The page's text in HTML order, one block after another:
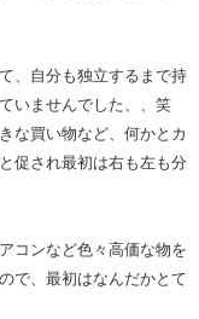
、自分も独立するまで持
いませんでした、、笑
な買い物など、何かとカ
促され最初は右も左も分
コンなど色々高価な物を
で、最初はなんだかとて